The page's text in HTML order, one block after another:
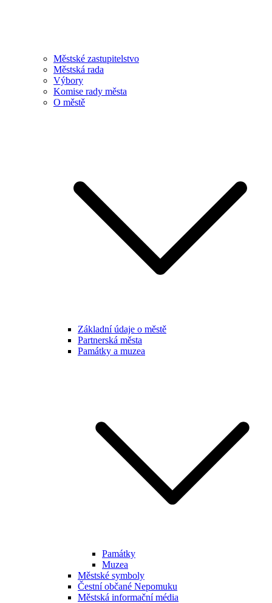
Městské zastupitelstvo
Městská rada
Výbory
Komise rady města
O městě
Základní údaje o městě
Partnerská města
Památky a muzea
Památky
Muzea
Městské symboly
Čestní občané Nepomuku
Městská informační média